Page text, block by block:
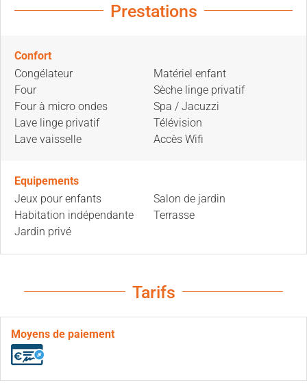
Prestations
Confort
Congélateur
Four
Four à micro ondes
Lave linge privatif
Lave vaisselle
Matériel enfant
Sèche linge privatif
Spa / Jacuzzi
Télévision
Accès Wifi
Equipements
Jeux pour enfants
Habitation indépendante
Jardin privé
Salon de jardin
Terrasse
Tarifs
Moyens de paiement